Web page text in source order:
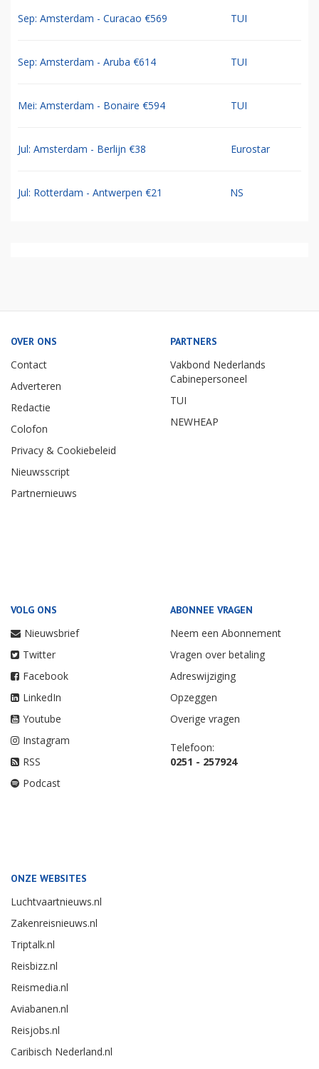
Sep: Amsterdam - Curacao €569 TUI
Sep: Amsterdam - Aruba €614 TUI
Mei: Amsterdam - Bonaire €594 TUI
Jul: Amsterdam - Berlijn €38 Eurostar
Jul: Rotterdam - Antwerpen €21 NS
OVER ONS
Contact
Adverteren
Redactie
Colofon
Privacy & Cookiebeleid
Nieuwsscript
Partnernieuws
PARTNERS
Vakbond Nederlands
Cabinepersoneel
TUI
NEWHEAP
VOLG ONS
Nieuwsbrief
Twitter
Facebook
LinkedIn
Youtube
Instagram
RSS
Podcast
ABONNEE VRAGEN
Neem een Abonnement
Vragen over betaling
Adreswijziging
Opzeggen
Overige vragen
Telefoon:
0251 - 257924
ONZE WEBSITES
Luchtvaartnieuws.nl
Zakenreisnieuws.nl
Triptalk.nl
Reisbizz.nl
Reismedia.nl
Aviabanen.nl
Reisjobs.nl
Caribisch Nederland.nl